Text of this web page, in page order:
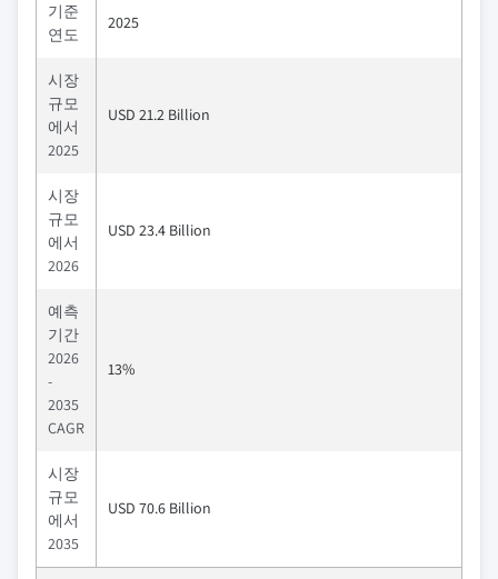
기준
연도
2025
시장
규모
에서
2025
USD 21.2 Billion
시장
규모
에서
2026
USD 23.4 Billion
예측
기간
2026
-
2035
CAGR
13%
시장
규모
에서
2035
USD 70.6 Billion